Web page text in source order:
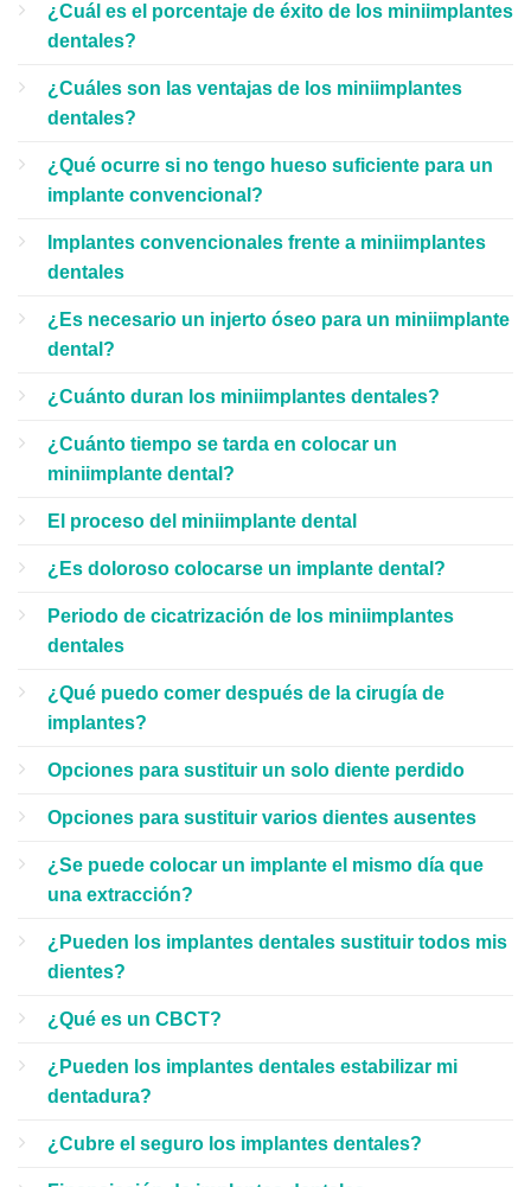
¿Cuál es el porcentaje de éxito de los miniimplantes
dentales?
¿Cuáles son las ventajas de los miniimplantes
dentales?
¿Qué ocurre si no tengo hueso suficiente para un
implante convencional?
Implantes convencionales frente a miniimplantes
dentales
¿Es necesario un injerto óseo para un miniimplante
dental?
¿Cuánto duran los miniimplantes dentales?
¿Cuánto tiempo se tarda en colocar un
miniimplante dental?
El proceso del miniimplante dental
¿Es doloroso colocarse un implante dental?
Periodo de cicatrización de los miniimplantes
dentales
¿Qué puedo comer después de la cirugía de
implantes?
Opciones para sustituir un solo diente perdido
Opciones para sustituir varios dientes ausentes
¿Se puede colocar un implante el mismo día que
una extracción?
¿Pueden los implantes dentales sustituir todos mis
dientes?
¿Qué es un CBCT?
¿Pueden los implantes dentales estabilizar mi
dentadura?
¿Cubre el seguro los implantes dentales?